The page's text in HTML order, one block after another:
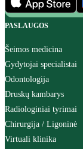
PASLAUGOS
Šeimos medicina
Gydytojai specialistai
Odontologija
Druskų kambarys
Radiologiniai tyrimai
Chirurgija / Ligoninė
Virtuali klinika